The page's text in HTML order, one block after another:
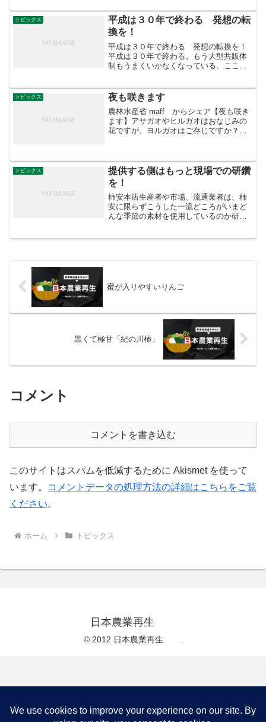
落に妊婦が居る時には月に2-3回は集まっ
て、胎児と妊婦の無事...
トピックス
平成は３０年で終わる 発想の転
換を！
平成は３０年で終わる 発想の転換を！
平成は３０年で終わる。もう大型共販体
制もうまくいかなくなっている。ここら
農園@吉祥寺東村山東久留米嵐山町
Hachikokuya...
トピックス 夜も咲きます
農林水産省 maff からシェア【夜も咲き
ます】アサガオやヒルガオはおなじみの
花ですが、ヨルガオはご存じですか？ヨ
暮れてから白く大きな花を咲かせ、翌日
の朝にはしぼんでし...
トピックス
提供する側はもっと現場での研鑽
を！
柿安本店生産者や市場、流通業者は、柿
安に限らずこうした一流どころがいまど
んな季節の素材を使用しているのか研究
蜜が入りやすいりんご
黒くて極甘「紀の川柿」
コメント
コメントを書き込む
このサイトはスパムを低減するために Akismet を使って
います。
コメントデータの処理方法の詳細はこちらをご覧
ください。
ホーム トピックス
日本農業再生
© 2012 日本農業再生 .